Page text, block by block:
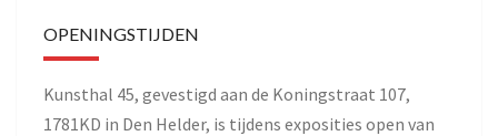
OPENINGSTIJDEN
Kunsthal 45, gevestigd aan de Koningstraat 107,
1781KD in Den Helder, is tijdens exposities open van